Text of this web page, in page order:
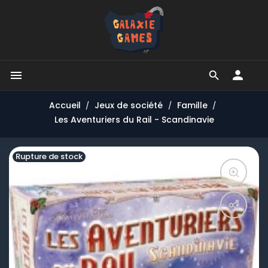


Accueil Jeux de société
Famille
Les Aventuriers du Rail - Scandinavie
Rupture de stock